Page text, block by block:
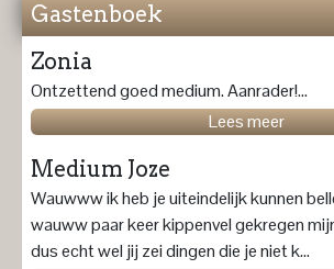
Gastenboek
Zonia
Ontzettend goed medium. Aanrader!...
Lees meer
Medium Joze
Wauwww ik heb je uiteindelijk kunnen
wauww paar keer kippenvel gekregen
dus echt wel jij zei dingen die je niet k...